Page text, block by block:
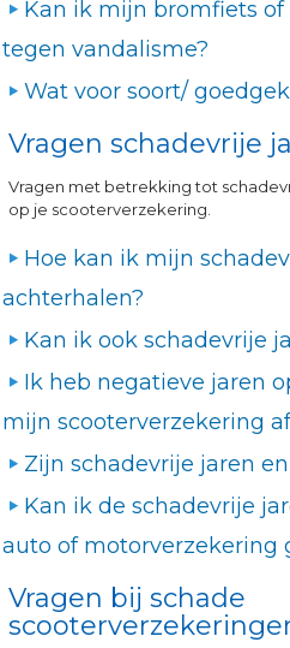
Kan ik mijn bromfiets of
tegen vandalisme?
Wat voor soort/
Vragen schadevrije
Vragen met betrekking tot
op je scooterverzekering.
Hoe kan ik mijn
achterhalen?
Kan ik ook schadevrije
Ik heb negatieve jaren
mijn scooterverzekering
Zijn schadevrije jaren
Kan ik de schadevrije
auto of motorverzekering
Vragen bij schade